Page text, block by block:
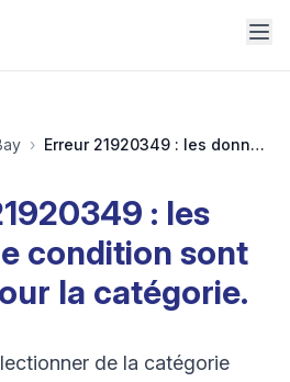
› Erreur 21920349 : les données de condition sont requises pour la catégorie.
: les
condition sont
la catégorie.
de la catégorie